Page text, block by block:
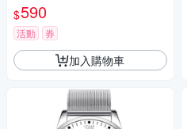
$590
活動 券
加入購物車